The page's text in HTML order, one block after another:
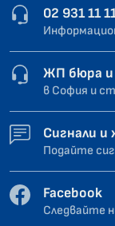
02 931 11
ЖП бюра и
в София и
Сигнали и
Подайте
Facebook
Следвайте